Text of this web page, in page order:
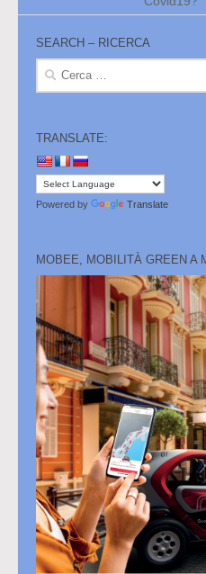
SEARCH – RICERCA
Ricerca
TRANSLATE:
Powered by Translate
MOBEE, MOBILITÀ GREEN A